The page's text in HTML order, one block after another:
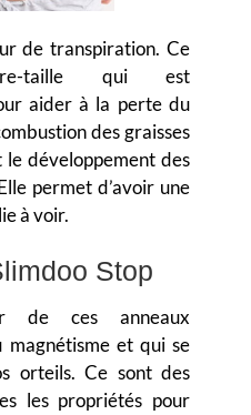
de transpiration. Ce
taille qui est
aider à la perte du
des graisses
développement des
permet d’avoir une
à voir.
Stop
de ces anneaux
magnétisme et qui se
orteils. Ce sont des
les propriétés pour